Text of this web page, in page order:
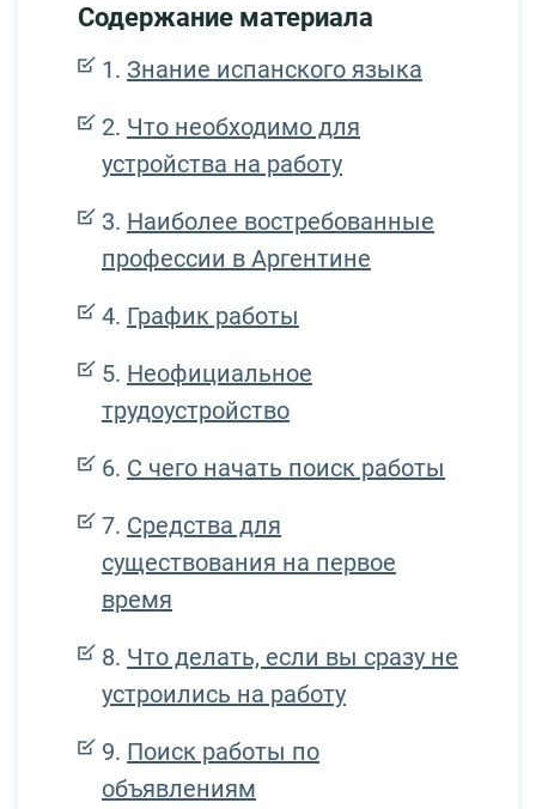
Содержание материала
Знание испанского языка
Что необходимо для
устройства на работу
Наиболее востребованные
профессии в Аргентине
График работы
Неофициальное
трудоустройство
С чего начать поиск работы
Средства для
существования на первое
время
Что делать, если вы сразу не
устроились на работу
Поиск работы по
объявлениям